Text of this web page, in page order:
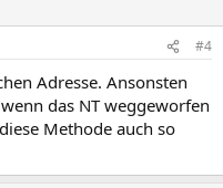
#4
Adresse. Ansonsten
das NT weggeworfen
Methode auch so